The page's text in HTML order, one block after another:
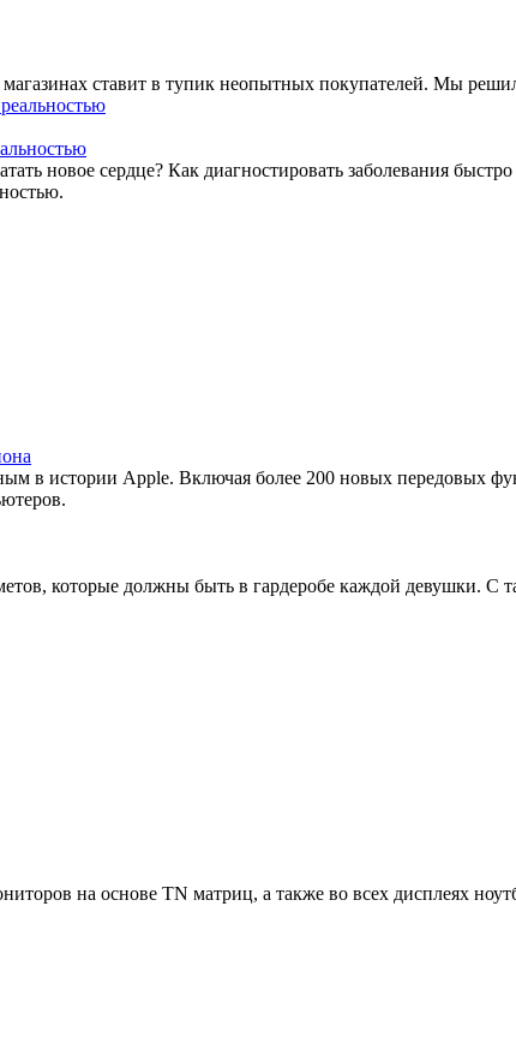
ставит в тупик неопытных покупателей. Мы
новое сердце? Как диагностировать заболевания
в истории Apple. Включая более 200 новых передовых
которые должны быть в гардеробе каждой девушки. С
на основе TN матриц, а также во всех дисплеях